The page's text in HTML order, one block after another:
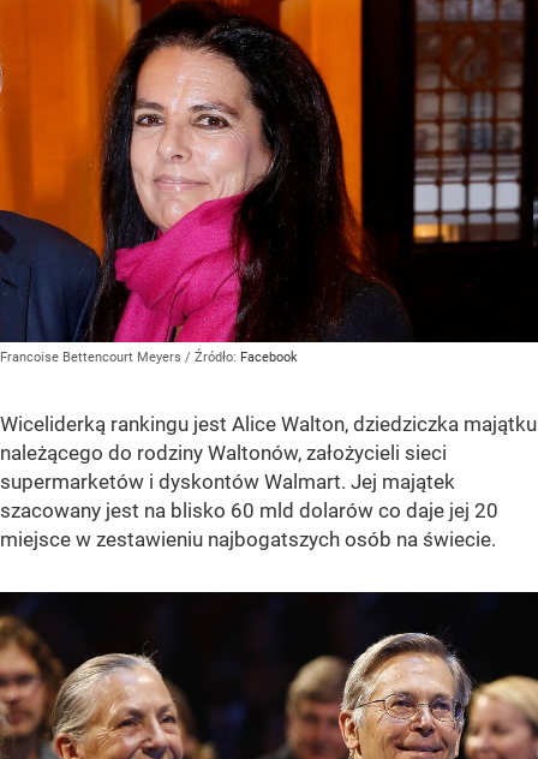
Francoise Bettencourt Meyers / Źródło: Facebook
Wiceliderką rankingu jest Alice Walton, dziedziczka majątku
należącego do rodziny Waltonów, założycieli sieci
supermarketów i dyskontów Walmart. Jej majątek
szacowany jest na blisko 60 mld dolarów co daje jej 20
miejsce w zestawieniu najbogatszych osób na świecie.